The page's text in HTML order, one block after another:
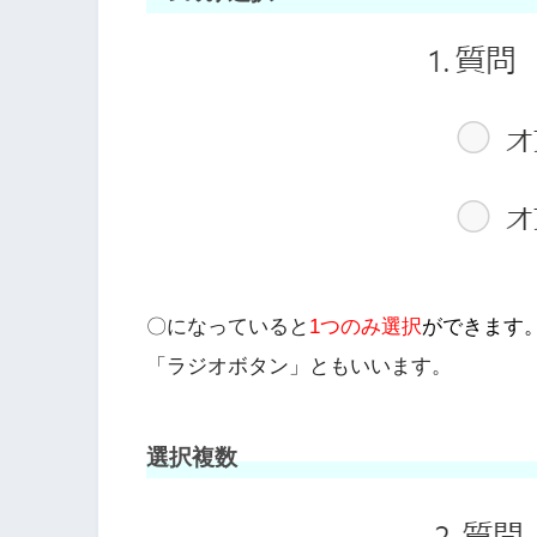
〇になっていると 1つのみ選択ができます
「ラジオボタン」ともいいます。
選択複数